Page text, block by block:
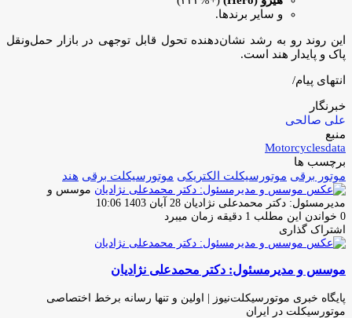
و سایر برندها.
این روند رو به رشد نشان‌دهنده تحول قابل توجهی در بازار حمل‌ونقل
پاک و پایدار هند است.
انتهای پیام/
خبرنگار
علی صالحی
منبع
Motorcyclesdata
برچسب ها
موتور برقی موتورسیکلت الکتریکى موتورسیکلت برقى هند
موسس و
مدیرمسئول: دکتر محمدعلی نژادیان ارسال
ایمیل
28 آبان 1403 10:06
0 خواندن این مطلب 1 دقیقه زمان میبرد
اشتراک گذاری
فیس
توئیتر
لینکدین
واتس
تلگرام
اشتراک
از
ایمیل
چاپ
موسس و مدیرمسئول: دکتر محمدعلی نژادیان
پایگاه خبری موتورسیکلت‌نیوز | اولین و تنها رسانه برخط اختصاصی
موتورسیکلت در ایران